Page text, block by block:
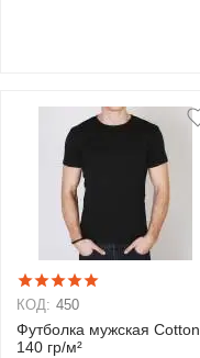
КОД: 450
Футболка мужская Cotton
140 гр/м²